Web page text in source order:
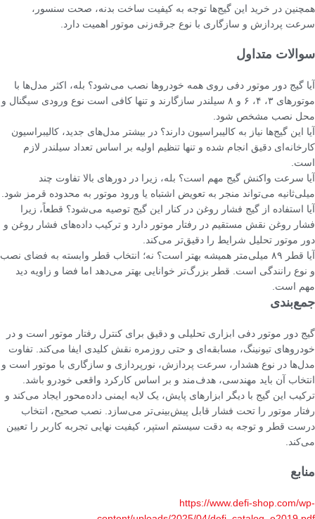
همچنین در خرید این گیج‌ها توجه به کیفیت ساخت بدنه، صحت سنسور،
سرعت پردازش و سازگاری با نوع جرقه‌زنی موتور اهمیت دارد.
سوالات متداول
آیا گیج دور موتور دفی روی همه خودروها نصب می‌شود؟ بله، اکثر مدل‌ها با
موتورهای ۳، ۴، ۶ و ۸ سیلندر سازگارند و تنها کافی است نوع ورودی سیگنال و
محل نصب مشخص شود.
آیا این گیج‌ها نیاز به کالیبراسیون دارند؟ در بیشتر مدل‌های جدید، کالیبراسیون
کارخانه‌ای دقیق انجام شده و تنها تنظیم اولیه بر اساس تعداد سیلندر لازم
است.
آیا سرعت واکنش گیج مهم است؟ بله، زیرا در دورهای بالا تفاوت چند
میلی‌ثانیه می‌تواند منجر به تعویض اشتباه یا ورود موتور به محدوده قرمز شود.
آیا استفاده از گیج فشار روغن در کنار این گیج توصیه می‌شود؟ قطعاً، زیرا
فشار روغن نقش مستقیم در رفتار موتور دارد و ترکیب داده‌های فشار روغن و
دور موتور تحلیل شرایط را دقیق‌تر می‌کند.
آیا قطر ۸۹ میلی‌متر همیشه بهتر است؟ نه؛ انتخاب قطر وابسته به فضای نصب
و نوع رانندگی است. قطر بزرگ‌تر خوانایی بهتر می‌دهد اما فضا و زاویه دید
مهم است.
جمع‌بندی
گیج دور موتور دفی ابزاری تحلیلی و دقیق برای کنترل رفتار موتور است و در
خودروهای تیونینگ، مسابقه‌ای و حتی روزمره نقش کلیدی ایفا می‌کند. تفاوت
مدل‌ها در نوع هشدار، سرعت پردازش، نورپردازی و سازگاری با موتور است و
انتخاب آن باید مهندسی، هدف‌مند و بر اساس کارکرد واقعی خودرو باشد.
ترکیب این گیج با دیگر ابزارهای پایش، یک لایه ایمنی داده‌محور ایجاد می‌کند و
رفتار موتور را تحت فشار قابل پیش‌بینی‌تر می‌سازد. نصب صحیح، انتخاب
درست قطر و توجه به دقت سیستم استپر، کیفیت نهایی تجربه کاربر را تعیین
می‌کند.
منابع
https://www.defi-shop.com/wp-